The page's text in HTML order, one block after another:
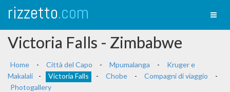
rizzetto.com
Victoria Falls - Zimbabwe
Home - Città del Capo - Mpumalanga -
Kruger e
Makalali
- Victoria Falls - Chobe - Compagni di viaggio
-
Photogallery